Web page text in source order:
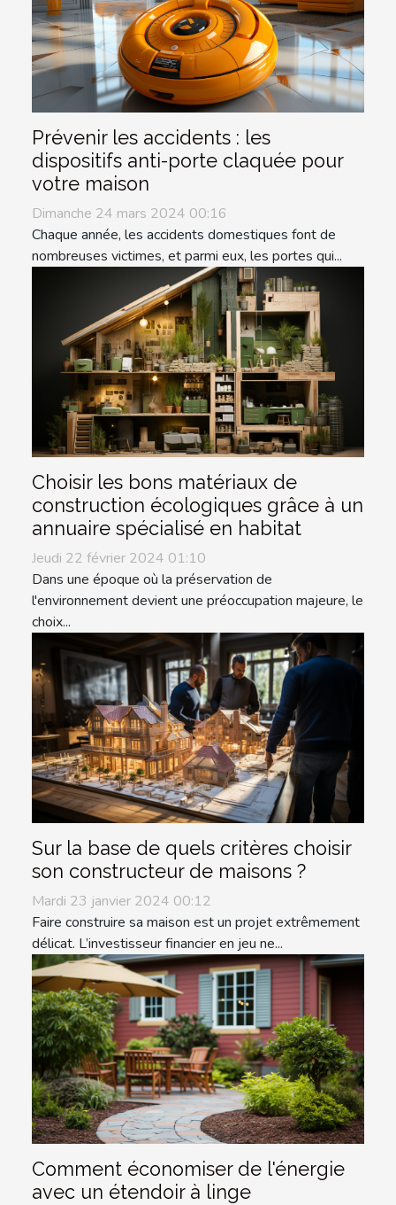
Prévenir les accidents : les
dispositifs anti-porte claquée pour
votre maison
Dimanche 24 mars 2024 00:16
Chaque année, les accidents domestiques font de
nombreuses victimes, et parmi eux, les portes qui...
Choisir les bons matériaux de
construction écologiques grâce à un
annuaire spécialisé en habitat
Jeudi 22 février 2024 01:10
Dans une époque où la préservation de
l'environnement devient une préoccupation majeure, le
choix...
Sur la base de quels critères choisir
son constructeur de maisons ?
Mardi 23 janvier 2024 00:12
Faire construire sa maison est un projet extrêmement
délicat. L’investisseur financier en jeu ne...
Comment économiser de l'énergie
avec un étendoir à linge